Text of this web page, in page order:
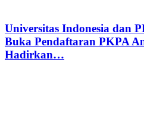
Universitas Indonesia dan
Buka Pendaftaran PKPA
Hadirkan…